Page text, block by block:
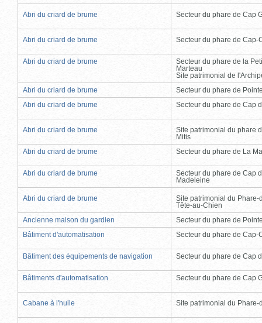
Abri du criard de brume Secteur du phare de Cap
Abri du criard de brume Secteur du phare de Cap-
Abri du criard de brume
Secteur du phare de la
Marteau
Site patrimonial de
Abri du criard de brume
Secteur du phare de
Abri du criard de brume
Secteur du phare de Cap
Abri du criard de brume
Site patrimonial du phare
Mitis
Abri du criard de brume
Secteur du phare de La
Abri du criard de brume
Secteur du phare de Cap
Madeleine
Abri du criard de brume
Site patrimonial du Phare-
Tête-au-Chien
Ancienne maison du gardien
Secteur du phare de
Bâtiment d'automatisation
Secteur du phare de Cap-
Bâtiment des équipements de navigation Secteur du phare de Cap
Bâtiments d'automatisation Secteur du phare de Cap
Cabane à l'huile Site patrimonial du Phare-